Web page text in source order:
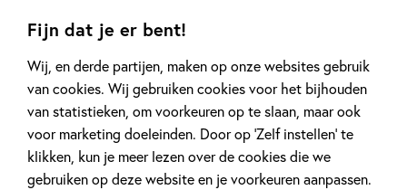
Fijn dat je er bent!
Wij, en derde partijen, maken op onze websites gebruik
van cookies. Wij gebruiken cookies voor het bijhouden
van statistieken, om voorkeuren op te slaan, maar ook
voor marketing doeleinden. Door op ‘Zelf instellen’ te
klikken, kun je meer lezen over de cookies die we
gebruiken op deze website en je voorkeuren aanpassen.
Gerelateerde artikelen